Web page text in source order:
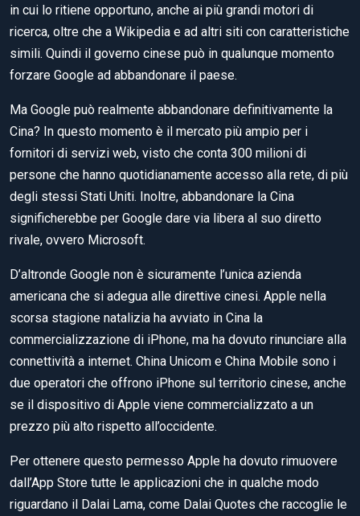
in cui lo ritiene opportuno, anche ai più grandi motori di
ricerca, oltre che a Wikipedia e ad altri siti con caratteristiche
simili. Quindi il governo cinese può in qualunque momento
forzare Google ad abbandonare il paese.
Ma Google può realmente abbandonare definitivamente la
Cina? In questo momento è il mercato più ampio per i
fornitori di servizi web, visto che conta 300 milioni di
persone che hanno quotidianamente accesso alla rete, di più
degli stessi Stati Uniti. Inoltre, abbandonare la Cina
significherebbe per Google dare via libera al suo diretto
rivale, ovvero Microsoft.
D’altronde Google non è sicuramente l’unica azienda
americana che si adegua alle direttive cinesi. Apple nella
scorsa stagione natalizia ha avviato in Cina la
commercializzazione di iPhone, ma ha dovuto rinunciare alla
connettività a internet. China Unicom e China Mobile sono i
due operatori che offrono iPhone sul territorio cinese, anche
se il dispositivo di Apple viene commercializzato a un
prezzo più alto rispetto all’occidente.
Per ottenere questo permesso Apple ha dovuto rimuovere
dall’App Store tutte le applicazioni che in qualche modo
riguardano il Dalai Lama, come Dalai Quotes che raccoglie le